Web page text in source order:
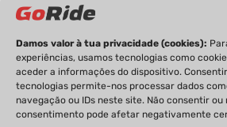
Damos valor à tua privacidade (cookies):
experiências, usamos tecnologias como
aceder a informações do dispositivo.
tecnologias permite-nos processar dados
navegação ou IDs neste site. Não consentir
consentimento pode afetar negativamente
PRIVACIDADE FICHA TÉCNICA